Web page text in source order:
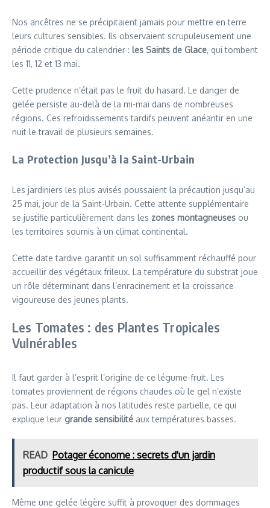
Nos ancêtres ne se précipitaient jamais pour mettre en terre
leurs cultures sensibles. Ils observaient scrupuleusement une
période critique du calendrier : les Saints de Glace, qui tombent
les 11, 12 et 13 mai.
Cette prudence n’était pas le fruit du hasard. Le danger de
gelée persiste au-delà de la mi-mai dans de nombreuses
régions. Ces refroidissements tardifs peuvent anéantir en une
nuit le travail de plusieurs semaines.
La Protection Jusqu’à la Saint-Urbain
Les jardiniers les plus avisés poussaient la précaution jusqu’au
25 mai, jour de la Saint-Urbain. Cette attente supplémentaire
se justifie particulièrement dans les zones montagneuses ou
les territoires soumis à un climat continental.
Cette date tardive garantit un sol suffisamment réchauffé pour
accueillir des végétaux frileux. La température du substrat joue
un rôle déterminant dans l’enracinement et la croissance
vigoureuse des jeunes plants.
Les Tomates : des Plantes Tropicales
Vulnérables
Il faut garder à l’esprit l’origine de ce légume-fruit. Les
tomates proviennent de régions chaudes où le gel n’existe
pas. Leur adaptation à nos latitudes reste partielle, ce qui
explique leur grande sensibilité aux températures basses.
READ Potager économe : secrets d'un jardin
productif sous la canicule
Même une gelée légère suffit à provoquer des dommages